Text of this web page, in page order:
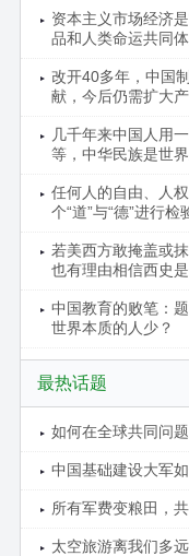
资本主义市场经济
品和人类命运共同体
改开40多年，中国
献，今后仍需扩大
几千年来中国人用
等，中华民族是世
任何人的自由、人
个“道”与“德”进行检
若美西方敢掩盖或
也有理由相信西史
中国教育的败笔：
世界本质的人少？
最热话题
如何在全球共同问
中国基础建设大军
所有军费变粮田，
太空旅游离我们多远